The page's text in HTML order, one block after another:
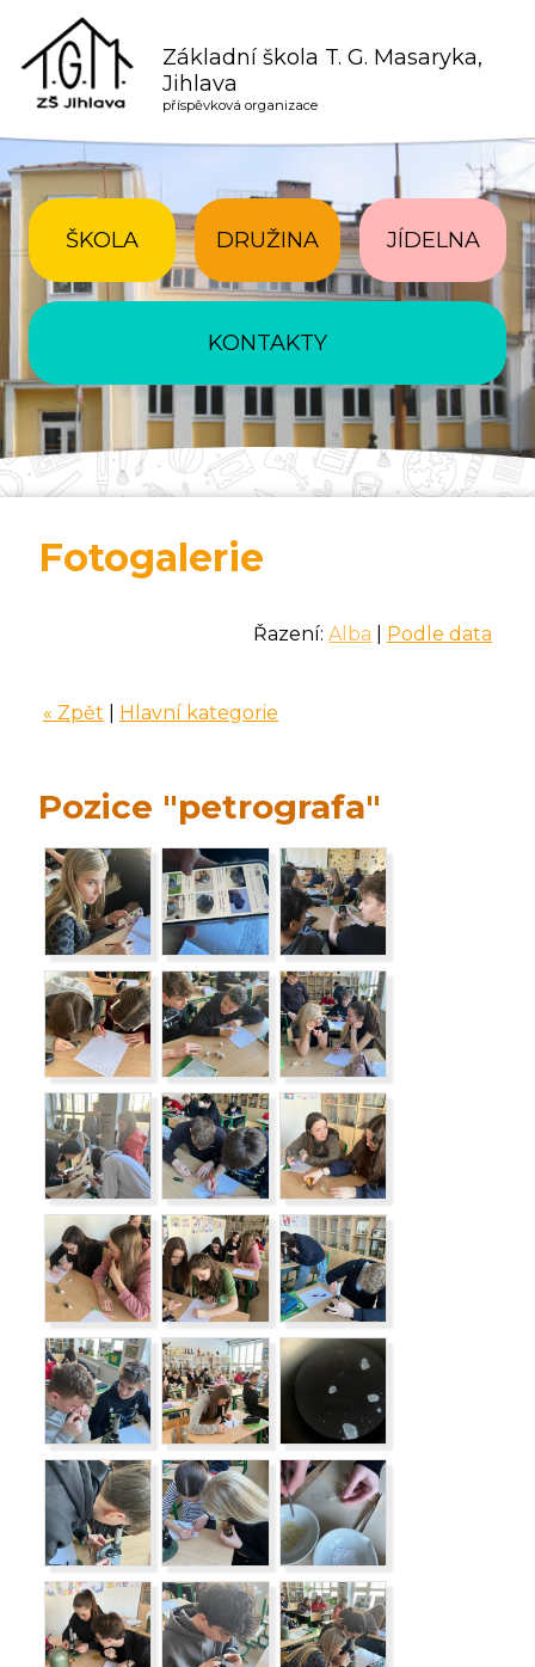
Základní škola T. G. Masaryka,
Jihlava
příspěvková organizace
ŠKOLA DRUŽINA JÍDELNA
KONTAKTY
Fotogalerie
Řazení: Alba Podle data
« Zpět Hlavní kategorie
Pozice "petrografa"